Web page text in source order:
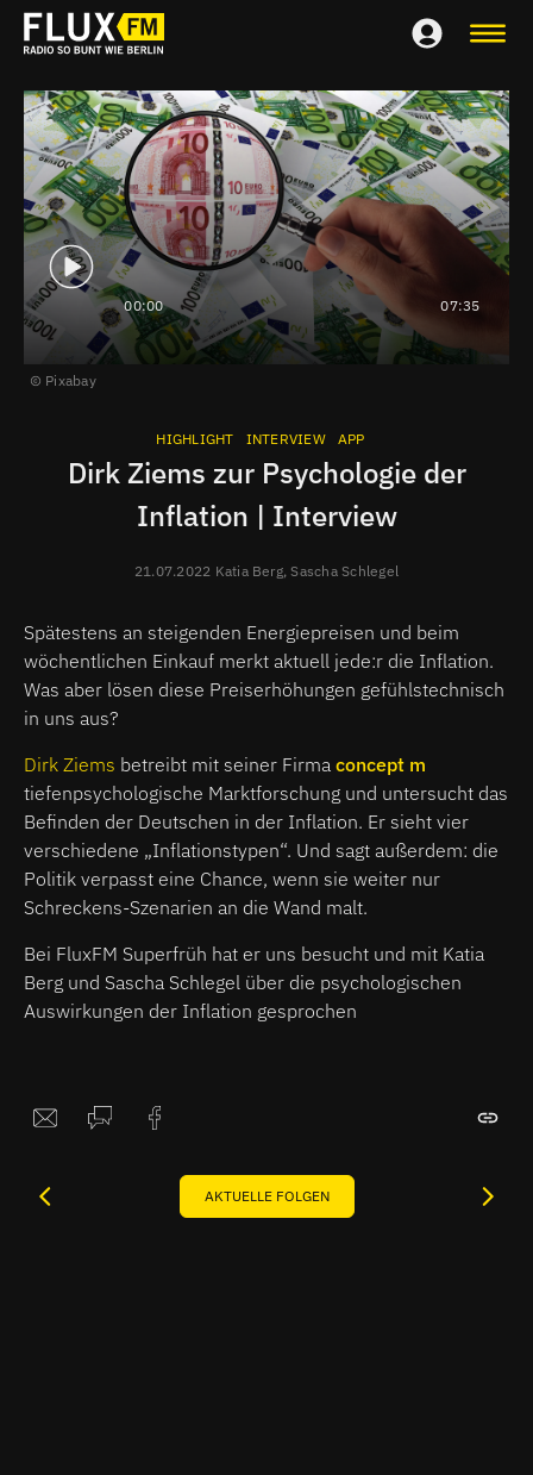
00:00 07:35
Pixabay
HIGHLIGHT INTERVIEW APP
Dirk Ziems zur Psychologie der
Inflation | Interview
21.07.2022 Katia Berg, Sascha Schlegel
Spätestens an steigenden Energiepreisen und beim
wöchentlichen Einkauf merkt aktuell jede:r die Inflation.
Was aber lösen diese Preiserhöhungen gefühlstechnisch
in uns aus?
Dirk Ziems betreibt mit seiner Firma concept m
tiefenpsychologische Marktforschung und untersucht das
Befinden der Deutschen in der Inflation. Er sieht vier
verschiedene „Inflationstypen“. Und sagt außerdem: die
Politik verpasst eine Chance, wenn sie weiter nur
Schreckens-Szenarien an die Wand malt.
Bei FluxFM Superfrüh hat er uns besucht und mit Katia
Berg und Sascha Schlegel über die psychologischen
Auswirkungen der Inflation gesprochen
AKTUELLE FOLGEN